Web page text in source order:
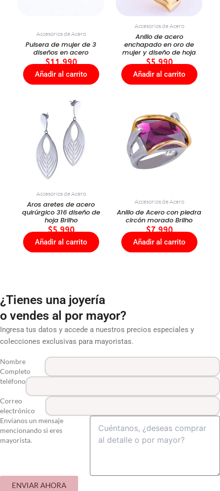
Accesorios de Acero
Pulsera de mujer de 3
diseños en acero
$11.990
Añadir al carrito
Accesorios de Acero
Anillo de acero
enchapado en oro de
mujer y diseño de hoja
$5.990
Añadir al carrito
Accesorios de Acero
Aros aretes de acero
quirúrgico 316 diseño de
hoja Brilho
$5.990
Añadir al carrito
Accesorios de Acero
Anillo de Acero con piedra
circón morado Brilho
$7.990
Añadir al carrito
¿Tienes una joyería
o vendes al por mayor?
Ingresa tus datos y accede a nuestros precios especiales y
colecciones exclusivas para mayoristas.
Nombre
Completo
teléfono
Correo
electrónico
Envianos un mensaje
mencionando si eres
mayorista.
ENVIAR AHORA